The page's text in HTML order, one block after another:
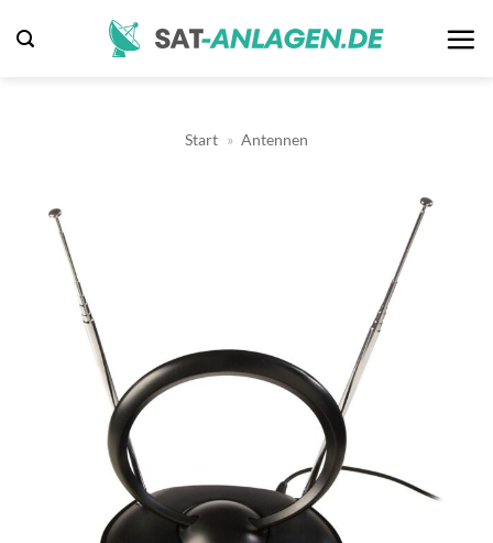
Inhalt
Start » Antennen